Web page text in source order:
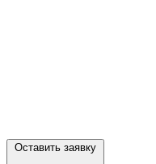
Оставить заявку